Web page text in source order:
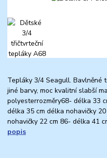
Tepláky 3/4 Seagull. Bavlněné
jiné barvy, moc kvalitní slabší
polyesterrozměry68- délka 33
délka 35 cm délka nohavičky
nohavičky 22 cm 86- délka 41
popis